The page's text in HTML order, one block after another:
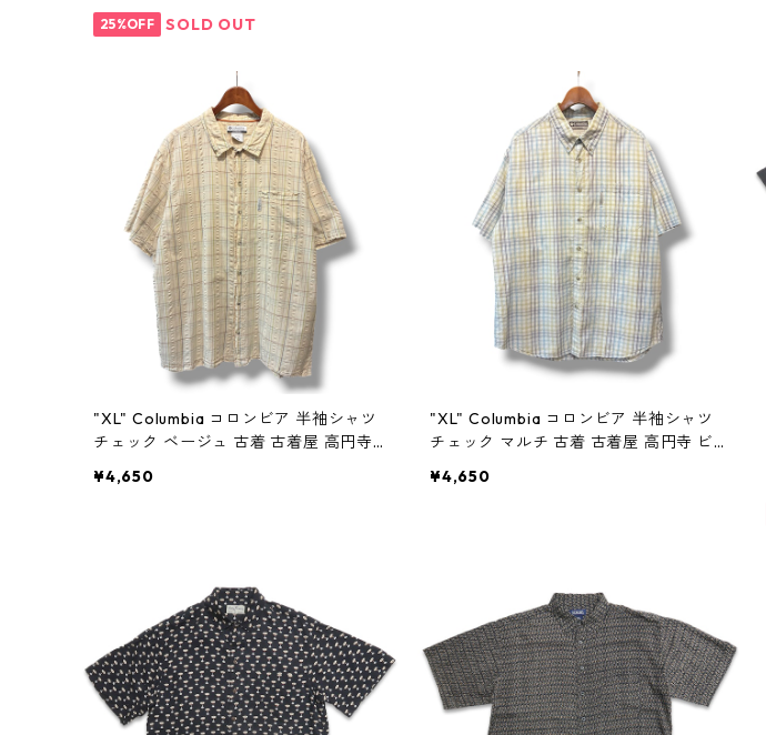
25%OFF SOLD OUT
"XL" Columbia コロンビア 半袖シャツ
チェック ベージュ 古着 古着屋 高円寺
¥4,650
"XL" Columbia コロンビア 半袖シャツ
チェック マルチ 古着 古着屋 高円寺 ビ
¥4,650